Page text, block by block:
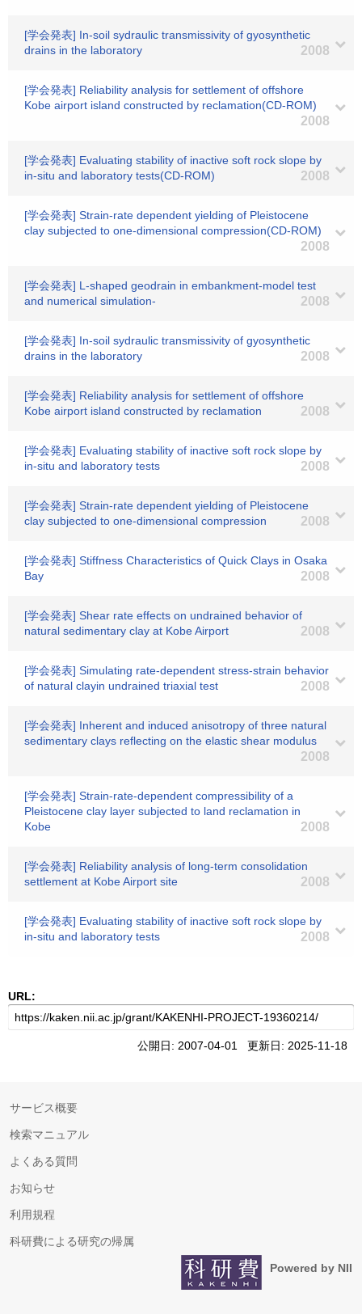
[学会発表] In-soil sydraulic transmissivity of gyosynthetic
drains in the laboratory
2008
[学会発表] Reliability analysis for settlement of offshore
Kobe airport island constructed by reclamation(CD-ROM)
2008
[学会発表] Evaluating stability of inactive soft rock slope by
in-situ and laboratory tests(CD-ROM)
2008
[学会発表] Strain-rate dependent yielding of Pleistocene
clay subjected to one-dimensional compression(CD-ROM)
2008
[学会発表] L-shaped geodrain in embankment-model test
and numerical simulation-
2008
[学会発表] In-soil sydraulic transmissivity of gyosynthetic
drains in the laboratory
2008
[学会発表] Reliability analysis for settlement of offshore
Kobe airport island constructed by reclamation
2008
[学会発表] Evaluating stability of inactive soft rock slope by
in-situ and laboratory tests
2008
[学会発表] Strain-rate dependent yielding of Pleistocene
clay subjected to one-dimensional compression
2008
[学会発表] Stiffness Characteristics of Quick Clays in Osaka
Bay
2008
[学会発表] Shear rate effects on undrained behavior of
natural sedimentary clay at Kobe Airport
2008
[学会発表] Simulating rate-dependent stress-strain behavior
of natural clayin undrained triaxial test
2008
[学会発表] Inherent and induced anisotropy of three natural
sedimentary clays reflecting on the elastic shear modulus
2008
[学会発表] Strain-rate-dependent compressibility of a
Pleistocene clay layer subjected to land reclamation in
Kobe
2008
[学会発表] Reliability analysis of long-term consolidation
settlement at Kobe Airport site
2008
[学会発表] Evaluating stability of inactive soft rock slope by
in-situ and laboratory tests
2008
URL:
公開日: 2007-04-01 更新日: 2025-11-18
サービス概要
検索マニュアル
よくある質問
お知らせ
利用規程
科研費による研究の帰属
Powered by NII